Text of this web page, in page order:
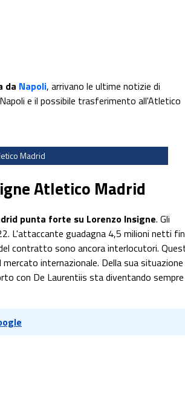
da Napoli, arrivano le ultime notizie di
e il possibile trasferimento all'Atletico
Madrid
Atletico Madrid
punta forte su Lorenzo Insigne. Gli
L'attaccante guadagna 4,5 milioni netti
contratto sono ancora interlocutori.
internazionale. Della sua situazione
con De Laurentiis sta diventando sempre